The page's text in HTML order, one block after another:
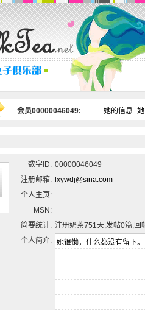
会员00000046049: 她的信息
数字ID: 00000046049
注册邮箱: lxywdj@sina.com
个人主页:
MSN:
简要统计: 注册奶茶751天;发帖0篇;回
个人简介: